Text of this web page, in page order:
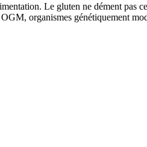
Le gluten ne dément pas
organismes génétiquement